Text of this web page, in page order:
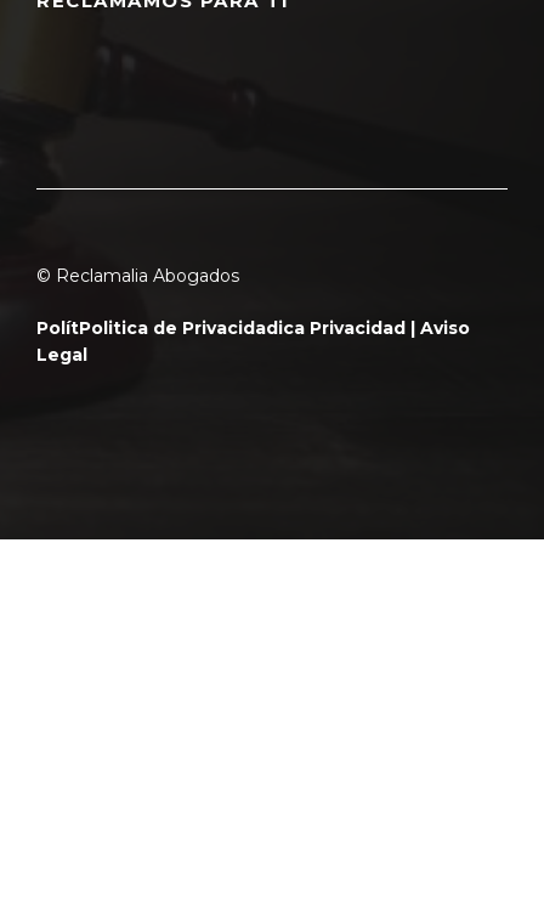
© Reclamalia Abogados
PolítPolitica de Privacidad ica Privacidad | Aviso
Legal